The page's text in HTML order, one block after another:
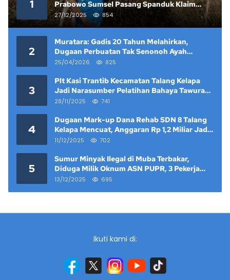
1
Prabowo Sumsel Pasang Spanduk Klaim
Lahan yang Telah Diputus Pengadilan
27/12/2025 854
2
Muratara: Gadis 20 Tahun Melahirkan,
Dugaan Perbuatan Tak Senonoh Ayah
Kandung Mencuat
25/04/2026 825
3
Plt Kasi Trantib Kecamatan Talang Kelapa
Jadi Narasumber Pelatihan Bahaya Tawuran
dan Narkoba di Keramat Raya
28/11/2025 741
4
Dugaan Mark-up Dana Rehab SDN 8 Talang
Kelapa Mencuat, Anggaran Rp 1,2 Miliar Jadi
Sorotan
11/12/2025 702
5
Sumur Minyak Ilegal di Muba Terbakar,
Diduga Milik Oknum ASN PUPR, 3 Pekerja
Tewas
13/12/2025 695
Ikuti kami di: